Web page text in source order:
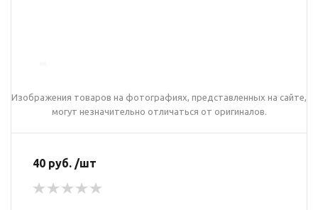
Изображения товаров на фотографиях, представленных на сайте,
могут незначительно отличаться от оригиналов.
40 руб. /шт